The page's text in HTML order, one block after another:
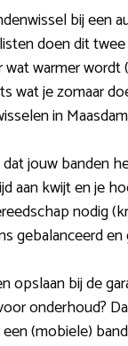
bij een
doen dit
warmer
wat je zomaar
in
jouw banden
aan kwijt en je
nodig
gebalanceerd
opslaan bij de
onderhoud?
(mobiele)